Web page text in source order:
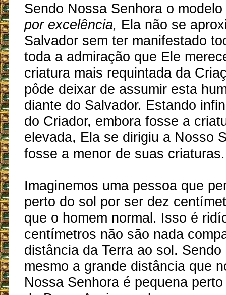
Sendo Nossa Senhora o
por excelência, Ela não se
Salvador sem ter manifestado
toda a admiração que Ele
criatura mais requintada da
pôde deixar de assumir esta
diante do Salvador. Estando
do Criador, embora fosse a
elevada, Ela se dirigiu a Nosso
fosse a menor de suas criaturas.
Imaginemos uma pessoa que
perto do sol por ser dez
que o homem normal. Isso é
centímetros não são nada
distância da Terra ao sol.
mesmo a grande distância que
Nossa Senhora é pequena